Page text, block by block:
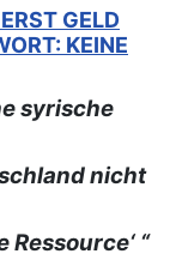
GELD
KEINE
syrische
nicht
“